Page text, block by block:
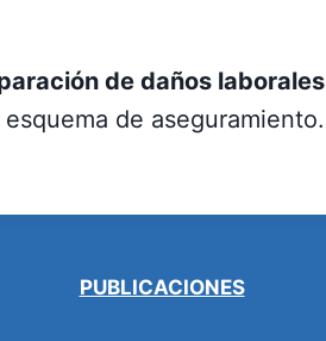
de daños laborales
de aseguramiento.
PUBLICACIONES